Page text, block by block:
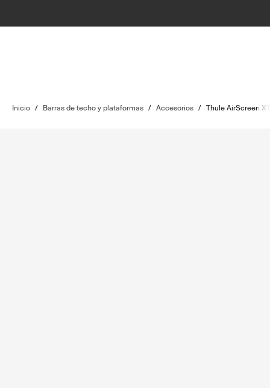
Inicio / Barras de techo y plataformas / Accesorios / Thule AirScreen XT